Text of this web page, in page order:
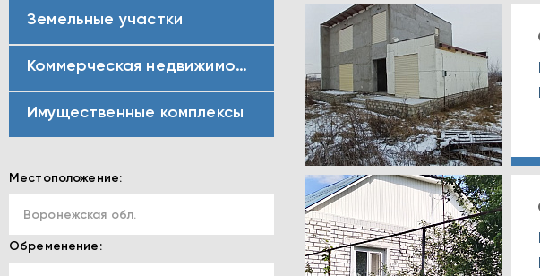
Земельные участки
Коммерческая недвижимость
Имущественные комплексы
Местоположение:
Воронежская обл.
Обременение: